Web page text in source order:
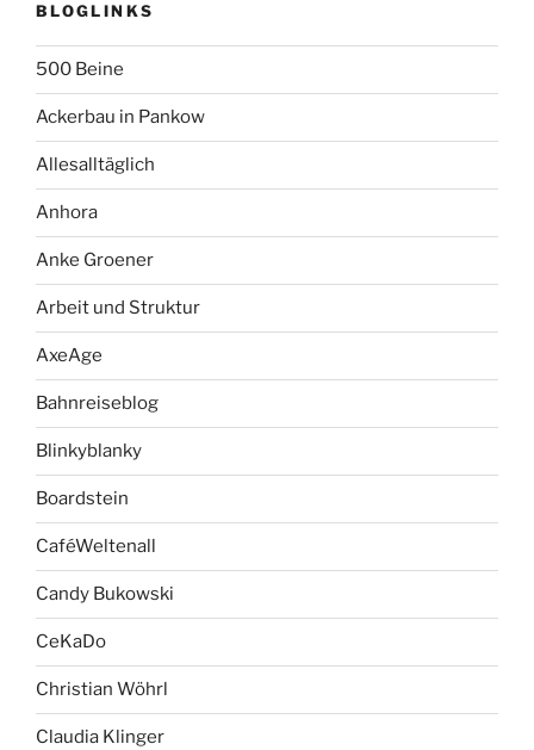
BLOGLINKS
500 Beine
Ackerbau in Pankow
Allesalltäglich
Anhora
Anke Groener
Arbeit und Struktur
AxeAge
Bahnreiseblog
Blinkyblanky
Boardstein
CaféWeltenall
Candy Bukowski
CeKaDo
Christian Wöhrl
Claudia Klinger